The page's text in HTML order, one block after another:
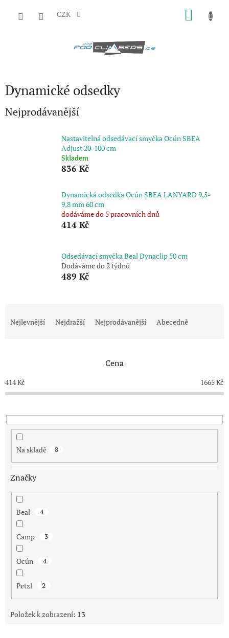
CZK
Dynamické odsedky
Nejprodávanější
Nastavitelná odsedávací smyčka Ocún SBEA
Adjust 20-100 cm
Skladem
836 Kč
Dynamická odsedka Ocún SBEA LANYARD 9,5-
9,8 mm 60 cm
dodáváme do 5 pracovních dnů
414 Kč
Odsedávací smyčka Beal Dynaclip 50 cm
Dodáváme do 2 týdnů
489 Kč
p
r
o
u
Nejlevnější Nejdražší Nejprodávanější Abecedně
Cena
414Kč 1665Kč
Na skladě 8
Značky
Beal 4
Camp 3
Ocún 4
Petzl 2
Položek k zobrazení: 13